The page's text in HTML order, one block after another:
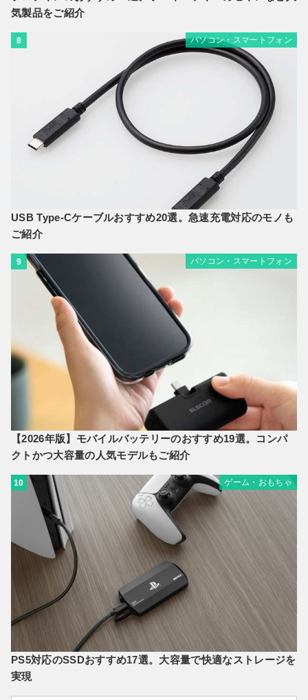
気製品をご紹介
8 パソコン・スマートフォン
USB Type-Cケーブルおすすめ20選。急速充電対応のモノも
ご紹介
9 パソコン・スマートフォン
【2026年版】モバイルバッテリーのおすすめ19選。コンパ
クトかつ大容量の人気モデルもご紹介
10 ゲーム・おもちゃ
PS5対応のSSDおすすめ17選。大容量で快適なストレージを
実現